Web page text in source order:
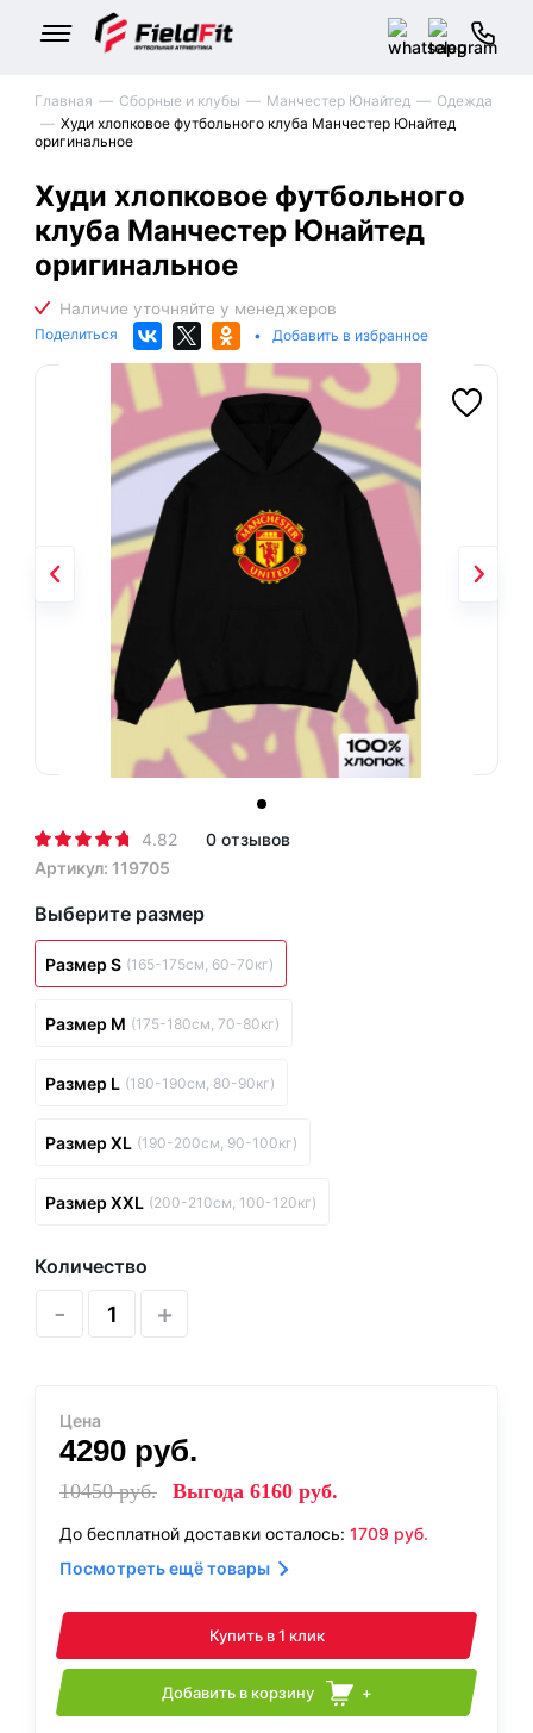
Главная Сборные и клубы Манчестер Юнайтед
Одежда
Худи хлопковое футбольного клуба Манчестер Юнайтед
оригинальное
Худи хлопковое футбольного
клуба Манчестер Юнайтед
оригинальное
Поделиться • Добавить в избранное
4.82
0 отзывов
Артикул: 119705
Выберите размер
Размер S (165-175см, 60-70кг)
Размер M (175-180см, 70-80кг)
Размер L (180-190см, 80-90кг)
Размер XL (190-200см, 90-100кг)
Размер XXL (200-210см, 100-120кг)
Количество
- +
Цена
4290 руб.
10450руб. Выгода 6160 руб.
До бесплатной доставки осталось: 1709 руб.
Посмотреть ещё товары
Купить в 1 клик
Добавить в корзину +